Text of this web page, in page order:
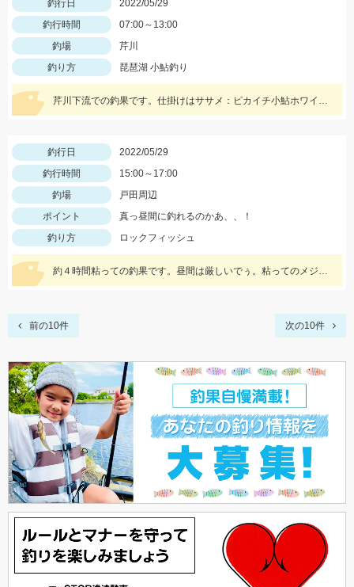
釣行日
2022/05/29
釣行時間
07:00～13:00
釣場
芹川
釣り方
琵琶湖 小鮎釣り
芹川下流での釣果です。仕掛けはササメ：ピカイチ小鮎ホワイトパール2.5号がオススメです！
釣行日
2022/05/29
釣行時間
15:00～17:00
釣場
戸田周辺
ポイント
真っ昼間に釣れるのかあ、、！
釣り方
ロックフィッシュ
約４時間粘っての釣果です。昼間は厳しいでぅ。粘ってのメジナです。
前の10件 次の10件